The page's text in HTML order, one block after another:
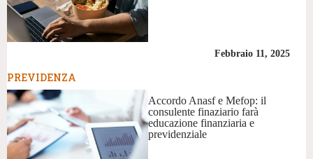
Febbraio 11, 2025
PREVIDENZA
Accordo Anasf e Mefop: il
consulente finaziario farà
educazione finanziaria e
previdenziale